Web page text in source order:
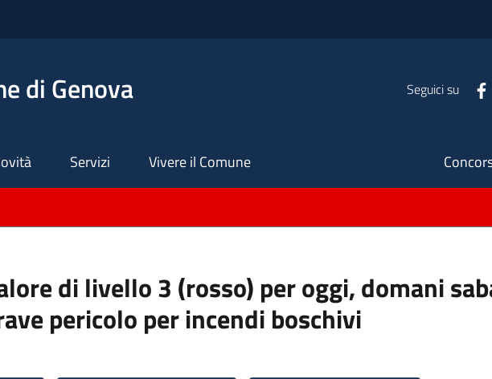
di Genova Seguici su
Servizi Vivere il Comune
di livello 3 (rosso) per oggi, domani
pericolo per incendi boschivi